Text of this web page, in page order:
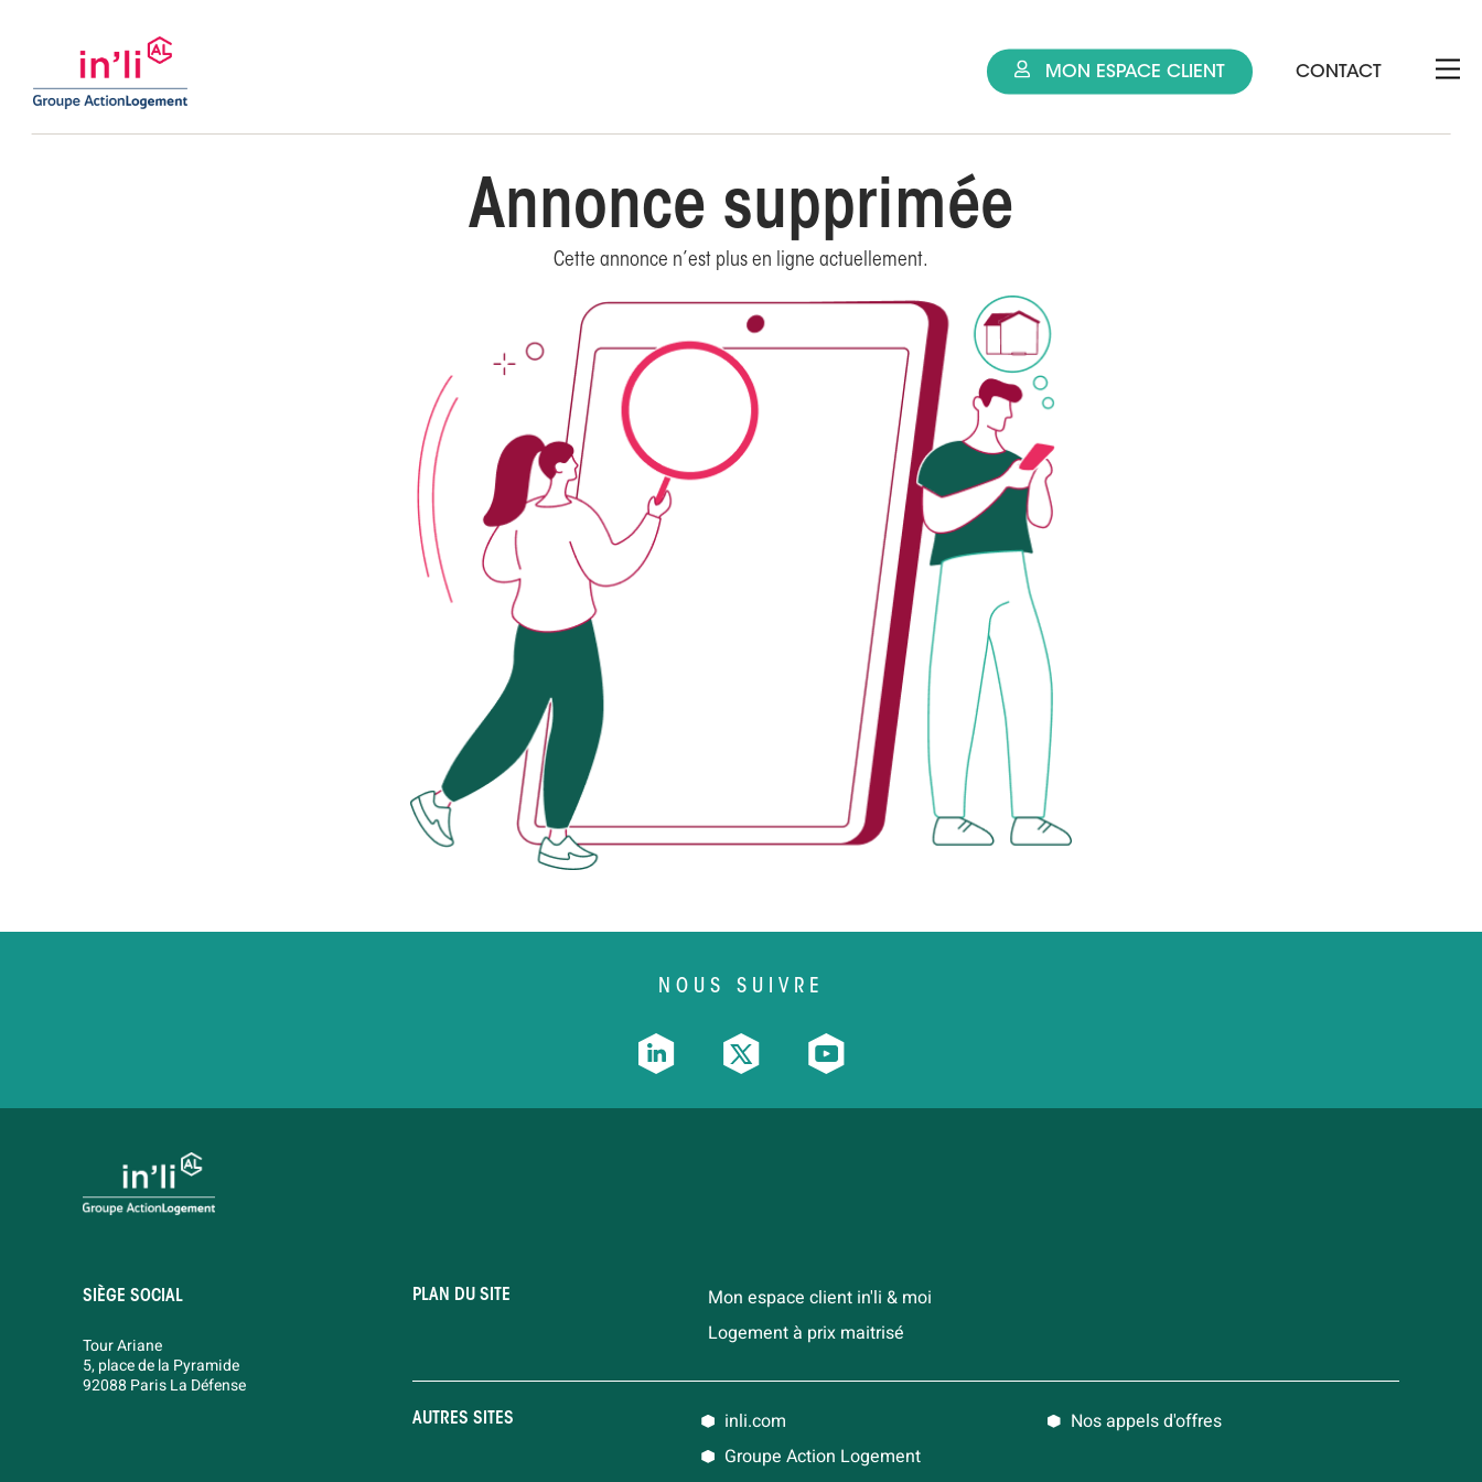
MON ESPACE CLIENT CONTACT
Annonce supprimée
Cette annonce n’est plus en ligne actuellement.
NOUS SUIVRE
SIÈGE SOCIAL
Tour Ariane
5, place de la Pyramide
92088 Paris La Défense
PLAN DU SITE
Mon espace client in'li & moi
Logement à prix maitrisé
AUTRES SITES inli.com
Nos appels d'offres
Groupe Action Logement